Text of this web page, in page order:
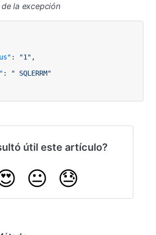
la excepción
: "1" ,
:
" SQLERRM"
útil este artículo?
😐 😓